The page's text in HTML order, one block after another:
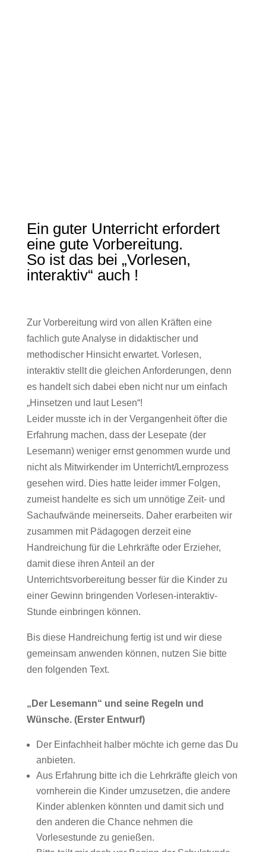
Ein guter Unterricht erfordert
eine gute Vorbereitung.
So ist das bei „Vorlesen,
interaktiv“ auch !
Zur Vorbereitung wird von allen Kräften eine
fachlich gute Analyse in didaktischer und
methodischer Hinsicht erwartet. Vorlesen,
interaktiv stellt die gleichen Anforderungen, denn
es handelt sich dabei eben nicht nur um einfach
„Hinsetzen und laut Lesen“!
Leider musste ich in der Vergangenheit öfter die
Erfahrung machen, dass der Lesepate (der
Lesemann) weniger ernst genommen wurde und
nicht als Mitwirkender im Unterricht/Lernprozess
gesehen wird. Dies hatte leider immer Folgen,
zumeist handelte es sich um unnötige Zeit- und
Sachaufwände meinerseits. Daher erarbeiten wir
zusammen mit Pädagogen derzeit eine
Handreichung für die Lehrkräfte oder Erzieher,
damit diese ihren Anteil an der
Unterrichtsvorbereitung besser für die Kinder zu
einer Gewinn bringenden Vorlesen-interaktiv-
Stunde einbringen können.
Bis diese Handreichung fertig ist und wir diese
gemeinsam anwenden können, nutzen Sie bitte
den folgenden Text.
„Der Lesemann“ und seine Regeln und
Wünsche. (Erster Entwurf)
Der Einfachheit halber möchte ich gerne das Du
anbieten.
Aus Erfahrung bitte ich die Lehrkräfte gleich von
vornherein die Kinder umzusetzen, die andere
Kinder ablenken könnten und damit sich und
den anderen die Chance nehmen die
Vorlesestunde zu genießen.